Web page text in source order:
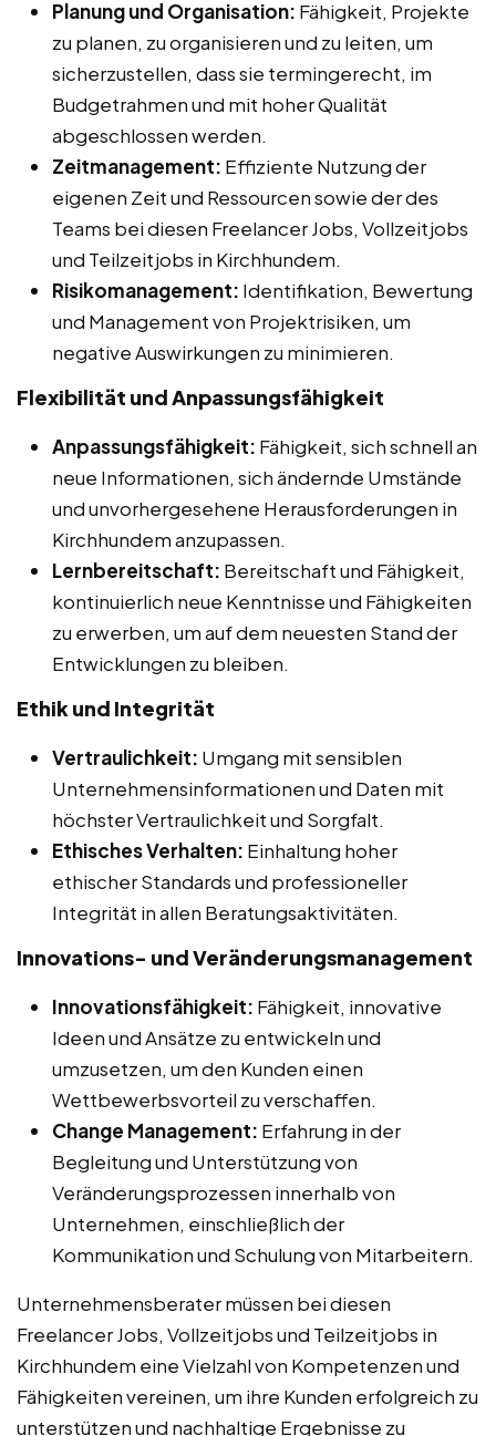
Planung und Organisation: Fähigkeit, Projekte
zu planen, zu organisieren und zu leiten, um
sicherzustellen, dass sie termingerecht, im
Budgetrahmen und mit hoher Qualität
abgeschlossen werden.
Zeitmanagement: Effiziente Nutzung der
eigenen Zeit und Ressourcen sowie der des
Teams bei diesen Freelancer Jobs, Vollzeitjobs
und Teilzeitjobs in Kirchhundem.
Risikomanagement: Identifikation, Bewertung
und Management von Projektrisiken, um
negative Auswirkungen zu minimieren.
Flexibilität und Anpassungsfähigkeit
Anpassungsfähigkeit: Fähigkeit, sich schnell an
neue Informationen, sich ändernde Umstände
und unvorhergesehene Herausforderungen in
Kirchhundem anzupassen.
Lernbereitschaft: Bereitschaft und Fähigkeit,
kontinuierlich neue Kenntnisse und Fähigkeiten
zu erwerben, um auf dem neuesten Stand der
Entwicklungen zu bleiben.
Ethik und Integrität
Vertraulichkeit: Umgang mit sensiblen
Unternehmensinformationen und Daten mit
höchster Vertraulichkeit und Sorgfalt.
Ethisches Verhalten: Einhaltung hoher
ethischer Standards und professioneller
Integrität in allen Beratungsaktivitäten.
Innovations- und Veränderungsmanagement
Innovationsfähigkeit: Fähigkeit, innovative
Ideen und Ansätze zu entwickeln und
umzusetzen, um den Kunden einen
Wettbewerbsvorteil zu verschaffen.
Change Management: Erfahrung in der
Begleitung und Unterstützung von
Veränderungsprozessen innerhalb von
Unternehmen, einschließlich der
Kommunikation und Schulung von Mitarbeitern.
Unternehmensberater müssen bei diesen
Freelancer Jobs, Vollzeitjobs und Teilzeitjobs in
Kirchhundem eine Vielzahl von Kompetenzen und
Fähigkeiten vereinen, um ihre Kunden erfolgreich zu
unterstützen und nachhaltige Ergebnisse zu